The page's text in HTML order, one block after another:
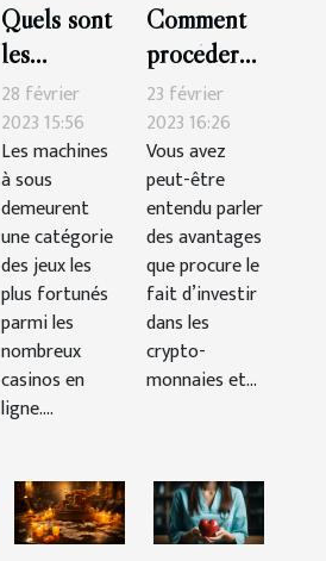
Quels sont
les
meilleures
machines à
sous-
catégorie
aventure ?
28 février
2023 15:56
Les machines
à sous
demeurent
une catégorie
des jeux les
plus fortunés
parmi les
nombreux
casinos en
ligne....
Comment
procéder
pour
acheter
des
crypto-
monnaies
en tant que
débutant ?
23 février
2023 16:26
Vous avez
peut-être
entendu parler
des avantages
que procure le
fait d’investir
dans les
crypto-
monnaies et...